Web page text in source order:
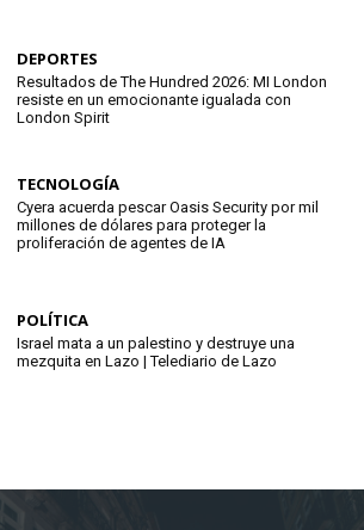
DEPORTES
Resultados de The Hundred 2026: MI London
resiste en un emocionante igualada con
London Spirit
TECNOLOGÍA
Cyera acuerda pescar Oasis Security por mil
millones de dólares para proteger la
proliferación de agentes de IA
POLÍTICA
Israel mata a un palestino y destruye una
mezquita en Lazo | Telediario de Lazo